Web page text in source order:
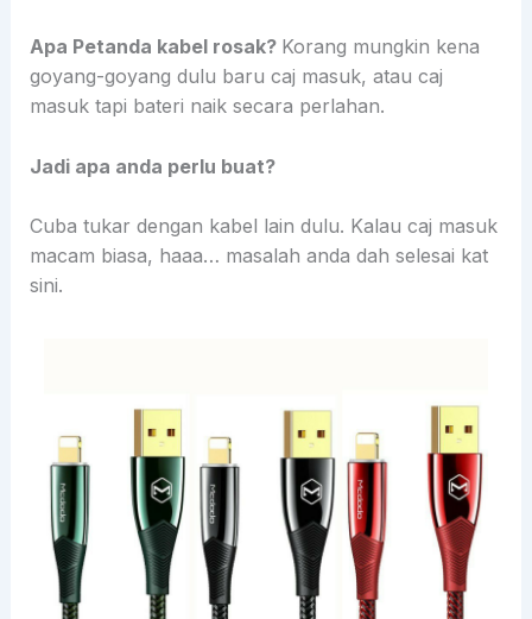
Apa Petanda kabel rosak? Korang mungkin kena
goyang-goyang dulu baru caj masuk, atau caj
masuk tapi bateri naik secara perlahan.
Jadi apa anda perlu buat?
Cuba tukar dengan kabel lain dulu. Kalau caj masuk
macam biasa, haaa… masalah anda dah selesai kat
sini.